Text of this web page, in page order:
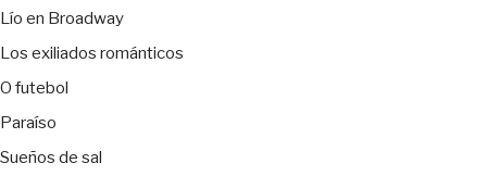
Lío en Broadway
Los exiliados románticos
O futebol
Paraíso
Sueños de sal